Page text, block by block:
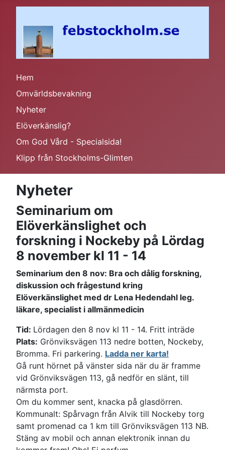
Hem
Omvärldsbevakning
Nyheter
Elöverkänslig?
Om God Vård - Specialsida!
Klipp från Stockholms-Glimten
Nyheter
Seminarium om
Elöverkänslighet och
forskning i Nockeby på Lördag
8 november kl 11 - 14
Seminarium den 8 nov: Bra och dålig forskning,
diskussion och frågestund kring
Elöverkänslighet med dr Lena Hedendahl leg.
läkare, specialist i allmänmedicin
Tid: Lördagen den 8 nov kl 11 - 14. Fritt inträde
Plats: Grönviksvägen 113 nedre botten, Nockeby,
Bromma. Fri parkering. Ladda ner karta!
Gå runt hörnet på vänster sida när du är framme
vid Grönviksvägen 113, gå nedför en slänt, till
närmsta port.
Om du kommer sent, knacka på glasdörren.
Kommunalt: Spårvagn från Alvik till Nockeby torg
samt promenad ca 1 km till Grönviksvägen 113 NB.
Stäng av mobil och annan elektronik innan du